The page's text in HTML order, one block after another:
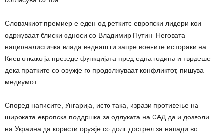
Словачкиот премиер е еден од ретките европски лидери кои
одржуваат блиски односи со Владимир Путин. Неговата
националистичка влада веднаш ги запре воените испораки на
Киев откако ја презеде функцијата пред една година и тврдеше
дека пратките со оружје го продолжуваат конфликтот, пишува
медиумот.
Според написите, Унгарија, исто така, изрази противење на
широката европска поддршка за одлуката на САД да и дозволи
на Украина да користи оружје со долг дострел за напади во